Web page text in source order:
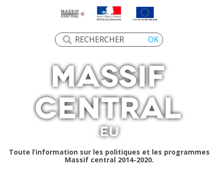
Toute l’information sur les politiques et les programmes
Massif central 2014-2020.